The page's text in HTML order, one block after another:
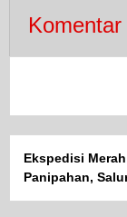
Komentar
Ekspedisi
Panipahan,